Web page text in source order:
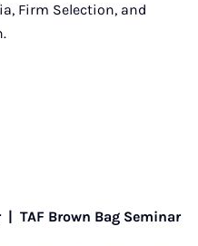
Firm Selection, and
| TAF Brown Bag Seminar